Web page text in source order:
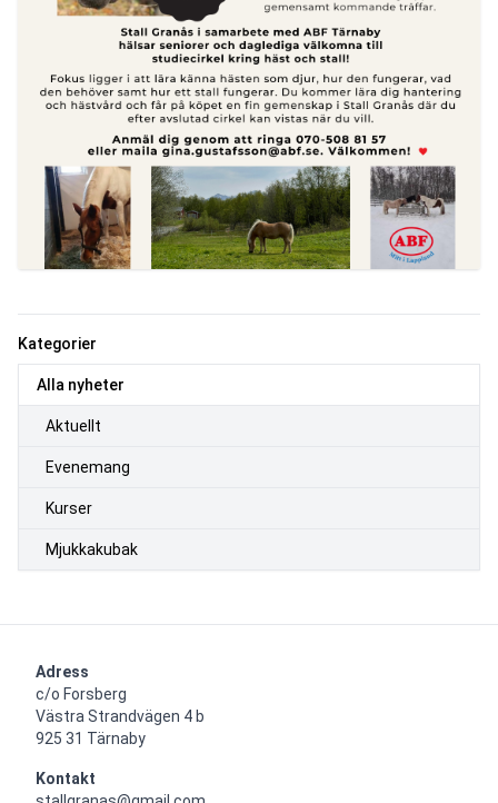
Kategorier
Alla nyheter
Aktuellt
Evenemang
Kurser
Mjukkakubak
Adress
c/o Forsberg
Västra Strandvägen 4 b
925 31 Tärnaby
Kontakt